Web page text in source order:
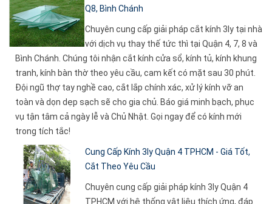
Q8, Bình Chánh
Chuyên cung cấp giải pháp cắt kính 3ly tại nhà
với dịch vụ thay thế tức thì tại Quận 4, 7, 8 và
Bình Chánh. Chúng tôi nhận cắt kính cửa sổ, kính tủ, kính khung
tranh, kính bàn thờ theo yêu cầu, cam kết có mặt sau 30 phút.
Đội ngũ thợ tay nghề cao, cắt lắp chính xác, xử lý kính vỡ an
toàn và dọn dẹp sạch sẽ cho gia chủ. Báo giá minh bạch, phục
vụ tận tâm cả ngày lễ và Chủ Nhật. Gọi ngay để có kính mới
trong tích tắc!
Cung Cấp Kính 3ly Quận 4 TPHCM - Giá Tốt,
Cắt Theo Yêu Cầu
Chuyên cung cấp giải pháp kính 3ly Quận 4
TPHCM với hệ thống vật liệu thích ứng, đáp